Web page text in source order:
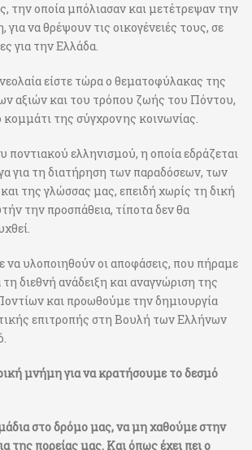
την οποία μπόλιασαν και μετέτρεψαν την
για να θρέψουν τις οικογένειές τους, σε
για την Ελλάδα.
είστε τώρα ο θεματοφύλακας της
αξιών και του τρόπου ζωής του Πόντου,
κομμάτι της σύγχρονης κοινωνίας.
ποντιακού ελληνισμού, η οποία εδράζεται
για τη διατήρηση των παραδόσεων, των
της γλώσσας μας, επειδή χωρίς τη δική
την προσπάθεια, τίποτα δεν θα
να υλοποιηθούν οι αποφάσεις, που πήραμε
διεθνή ανάδειξη και αναγνώριση της
και προωθούμε την δημιουργία
επιτροπής στη Βουλή των Ελλήνων
μνήμη για να κρατήσουμε το δεσμό
στο δρόμο μας, να μη χαθούμε στην
της πορείας μας. Και όπως έχει πει ο